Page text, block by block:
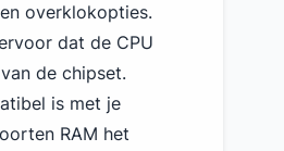
overklokopties.
dat de CPU
de chipset.
is met je
RAM het